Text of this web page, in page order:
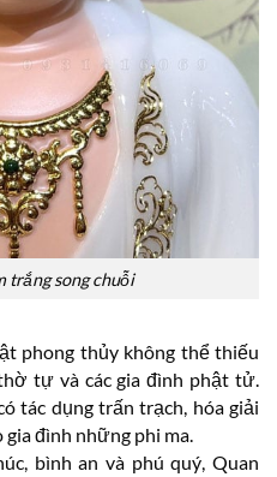
trắng song chuỗi
phong thủy không thể thiếu
tự và các gia đình phật tử.
tác dụng trấn trạch, hóa giải
đình những phi ma.
bình an và phú quý, Quan